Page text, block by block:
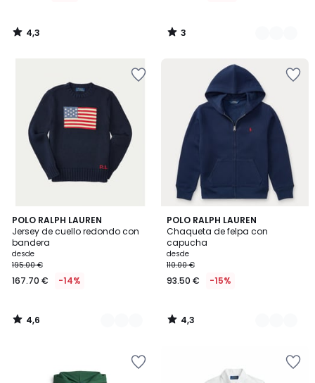
4,3
/
3
/
POLO RALPH LAUREN
Jersey de cuello redondo con
bandera
desde
195.00 €
167.70 € -14%
4,6
/ 5
2
Colores
4,6
/
POLO RALPH LAUREN
Chaqueta de felpa con
capucha
desde
110.00 €
93.50 € -15%
4,3
/ 5
2
Colores
4,3
/